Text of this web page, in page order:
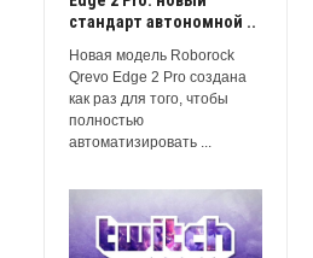
стандарт автономной ..
Новая модель Roborock
Qrevo Edge 2 Pro создана
как раз для того, чтобы
полностью
автоматизировать ...